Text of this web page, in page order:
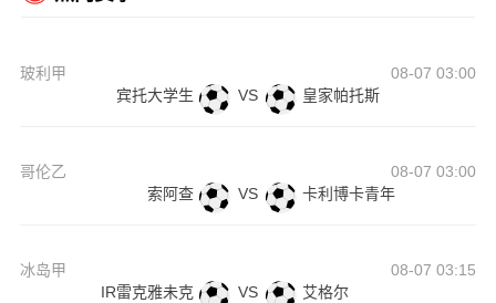
玻利甲
08-07 03:00
宾托大学生
VS 皇家帕托斯
哥伦乙
08-07 03:00
索阿查
VS 卡利博卡青年
冰岛甲
08-07 03:15
IR雷克雅未克
VS 艾格尔